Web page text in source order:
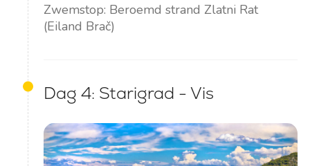
Zwemstop: Beroemd strand Zlatni Rat
(Eiland Brač)
Dag 4: Starigrad - Vis